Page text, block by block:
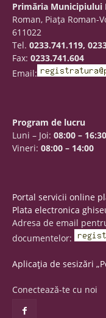
Primăria Municipiului
Roman, Piaţa Roman-
611022
Tel. 0233.741.119,
Fax: 0233.741.604
Email:
Program de lucru
Luni – Joi: 08:00 – 16:30
Vineri: 08:00 – 14:00
Portal servicii online
Plata electronica
Adresa de email
documentelor:
Aplicația de sesizări
Conectează-te cu noi